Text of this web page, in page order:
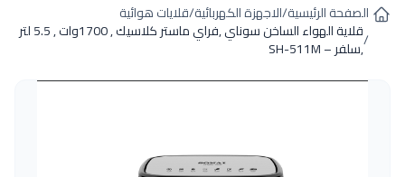
الصفحة الرئيسية/الاجهزة الكهربائية/قلايات هوائية
/
قلاية الهواء الساخن سوناي ,فراي ماستر كلاسيك , 1700وات , 5.5 لتر
,سلفر – SH-511M